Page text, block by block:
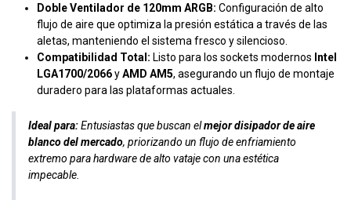
Doble Ventilador de 120mm ARGB: Configuración de alto
flujo de aire que optimiza la presión estática a través de las
aletas, manteniendo el sistema fresco y silencioso.
Compatibilidad Total: Listo para los sockets modernos Intel
LGA1700/2066yAMD AM5, asegurando un flujo de montaje
duradero para las plataformas actuales.
Ideal para:Entusiastas que buscan elmejor disipador de aire
blanco del mercado, priorizando un flujo de enfriamiento
extremo para hardware de alto vataje con una estética
impecable.